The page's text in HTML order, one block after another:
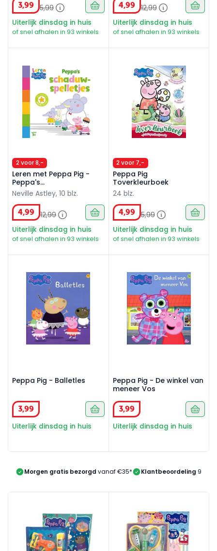
3,99 5,99
Uiterlijk dinsdag in huis
of snel afhalen in 93 winkels
4,99 12,99
Uiterlijk dinsdag in huis
of snel afhalen in 93 winkels
2 voor 8,-
Leren met Peppa Pig -
Peppa's
schaduwspelletjes
Neville Astley, 10 blz.
4,99 12,99
Uiterlijk dinsdag in huis
of snel afhalen in 93 winkels
2 voor 7,-
Peppa Pig
Toverkleurboek
24 blz.
4,99 5,99
Uiterlijk dinsdag in huis
of snel afhalen in 93 winkels
Peppa Pig - Balletles
3,99
Uiterlijk dinsdag in huis
Peppa Pig - De winkel van
meneer Vos
3,99
Uiterlijk dinsdag in huis
Morgen gratis bezorgd vanaf €35* Klantbeoordeling 9/10